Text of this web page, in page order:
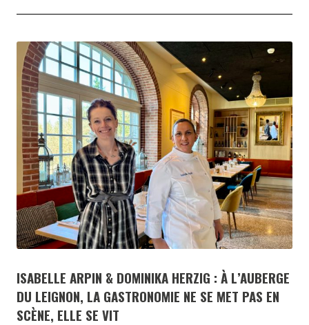
ISABELLE ARPIN & DOMINIKA HERZIG : À L’AUBERGE
DU LEIGNON, LA GASTRONOMIE NE SE MET PAS EN
SCÈNE, ELLE SE VIT